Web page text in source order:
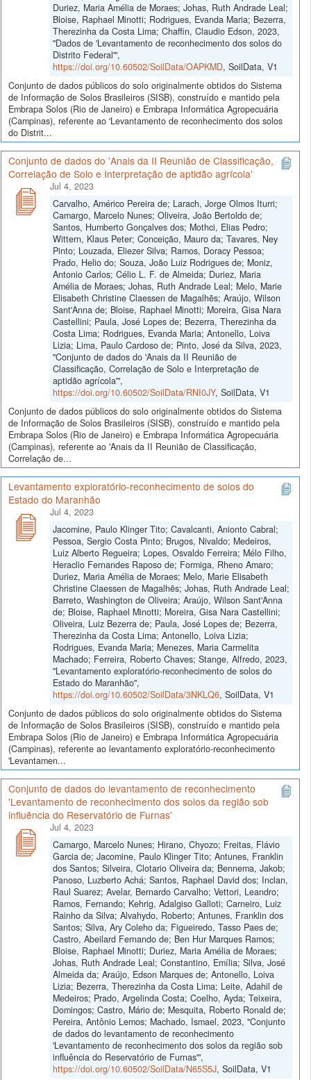
Duriez, Maria Amélia de Moraes; Johas, Ruth Andrade Leal;
Bloise, Raphael Minotti; Rodrigues, Evanda Maria; Bezerra,
Therezinha da Costa Lima; Chaffin, Claudio Edson, 2023,
"Dados de 'Levantamento de reconhecimento dos solos do
Distrito Federal'",
https://doi.org/10.60502/SoilData/OAPKMD, SoilData, V1
Conjunto de dados públicos do solo originalmente obtidos do Sistema
de Informação de Solos Brasileiros (SISB), construído e mantido pela
Embrapa Solos (Rio de Janeiro) e Embrapa Informática Agropecuária
(Campinas), referente ao 'Levantamento de reconhecimento dos solos
do Distrit...
Conjunto de dados do 'Anais da II Reunião de Classificação,
Correlação de Solo e Interpretação de aptidão agrícola'
Jul 4, 2023
Carvalho, Américo Pereira de; Larach, Jorge Olmos Iturri;
Camargo, Marcelo Nunes; Oliveira, João Bertoldo de;
Santos, Humberto Gonçalves dos; Mothci, Elias Pedro;
Wittern, Klaus Peter; Conceição, Mauro da; Tavares, Ney
Pinto; Louzada, Eliezer Silva; Ramos, Doracy Pessoa;
Prado, Helio do; Souza, João Luiz Rodrigues de; Moniz,
Antonio Carlos; Célio L. F. de Almeida; Duriez, Maria
Amélia de Moraes; Johas, Ruth Andrade Leal; Melo, Marie
Elisabeth Christine Claessen de Magalhẽs; Araújo, Wilson
Sant'Anna de; Bloise, Raphael Minotti; Moreira, Gisa Nara
Castellini; Paula, José Lopes de; Bezerra, Therezinha da
Costa Lima; Rodrigues, Evanda Maria; Antonello, Loiva
Lizia; Lima, Paulo Cardoso de; Pinto, José da Silva, 2023,
"Conjunto de dados do 'Anais da II Reunião de
Classificação, Correlação de Solo e Interpretação de
aptidão agrícola'",
https://doi.org/10.60502/SoilData/RNI0JY, SoilData, V1
Conjunto de dados públicos do solo originalmente obtidos do Sistema
de Informação de Solos Brasileiros (SISB), construído e mantido pela
Embrapa Solos (Rio de Janeiro) e Embrapa Informática Agropecuária
(Campinas), referente ao 'Anais da II Reunião de Classificação,
Correlação de...
Levantamento exploratório-reconhecimento de solos do
Estado do Maranhão
Jul 4, 2023
Jacomine, Paulo Klinger Tito; Cavalcanti, Anionto Cabral;
Pessoa, Sergio Costa Pinto; Brugos, Nivaldo; Medeiros,
Luiz Alberto Regueira; Lopes, Osvaldo Ferreira; Mélo Filho,
Heraclio Fernandes Raposo de; Formiga, Rheno Amaro;
Duriez, Maria Amélia de Moraes; Melo, Marie Elisabeth
Christine Claessen de Magalhẽs; Johas, Ruth Andrade Leal;
Barreto, Washington de Oliveira; Araújo, Wilson Sant'Anna
de; Bloise, Raphael Minotti; Moreira, Gisa Nara Castellini;
Oliveira, Luiz Bezerra de; Paula, José Lopes de; Bezerra,
Therezinha da Costa Lima; Antonello, Loiva Lizia;
Rodrigues, Evanda Maria; Menezes, Maria Carmelita
Machado; Ferreira, Roberto Chaves; Stange, Alfredo, 2023,
"Levantamento exploratório-reconhecimento de solos do
Estado do Maranhão",
https://doi.org/10.60502/SoilData/3NKLQ6, SoilData, V1
Conjunto de dados públicos do solo originalmente obtidos do Sistema
de Informação de Solos Brasileiros (SISB), construído e mantido pela
Embrapa Solos (Rio de Janeiro) e Embrapa Informática Agropecuária
(Campinas), referente ao levantamento exploratório-reconhecimento
'Levantamen...
Conjunto de dados do levantamento de reconhecimento
'Levantamento de reconhecimento dos solos da região sob
influência do Reservatório de Furnas'
Jul 4, 2023
Camargo, Marcelo Nunes; Hirano, Chyozo; Freitas, Flávio
Garcia de; Jacomine, Paulo Klinger Tito; Antunes, Franklin
dos Santos; Silveira, Clotario Oliveira da; Bennema, Jakob;
Panoso, Luzberto Achá; Santos, Raphael David dos; Inclan,
Raul Suarez; Avelar, Bernardo Carvalho; Vettori, Leandro;
Ramos, Fernando; Kehrig, Adalgiso Galloti; Carneiro, Luiz
Rainho da Silva; Alvahydo, Roberto; Antunes, Franklin dos
Santos; Silva, Ary Coleho da; Figueiredo, Tasso Paes de;
Castro, Abeilard Fernando de; Ben Hur Marques Ramos;
Bloise, Raphael Minotti; Duriez, Maria Amélia de Moraes;
Johas, Ruth Andrade Leal; Constantino, Emília; Silva, José
Almeida da; Araújo, Edson Marques de; Antonello, Loiva
Lizia; Bezerra, Therezinha da Costa Lima; Leite, Adahil de
Medeiros; Prado, Argelinda Costa; Coelho, Ayda; Teixeira,
Domingos; Castro, Mário de; Mesquita, Roberto Ronald de;
Pereira, Antônio Lemos; Machado, Ismael, 2023, "Conjunto
de dados do levantamento de reconhecimento
'Levantamento de reconhecimento dos solos da região sob
influência do Reservatório de Furnas'",
https://doi.org/10.60502/SoilData/N65S5J, SoilData, V1